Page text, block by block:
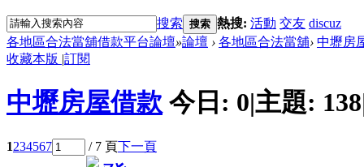
搜索 搜索 熱搜: 活動 交友 discuz
各地區合法當舖借款平台論壇»論壇 › 各地區合法當舖› 中壢房
收藏本版 |訂閱
中壢房屋借款 今日: 0|主題: 138
1234567 / 7 頁下一頁